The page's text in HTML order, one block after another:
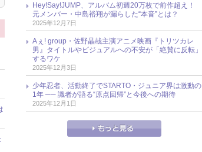
Hey!Say!JUMP、アルバム初週20万枚で前作超え！
元メンバー・中島裕翔が漏らした“本音”とは？
2025年12月7日
Aぇ! group・佐野晶哉主演アニメ映画『トリツカレ
男』タイトルやビジュアルへの不安が「絶賛に反転」
するワケ
2025年12月3日
少年忍者、活動終了でSTARTO・ジュニア界は激動の
1年 ── 識者が語る“原点回帰”と今後への期待
2025年12月1日